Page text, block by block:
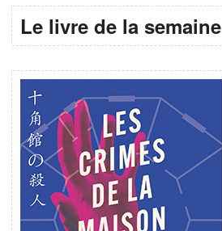
Le livre de la semaine